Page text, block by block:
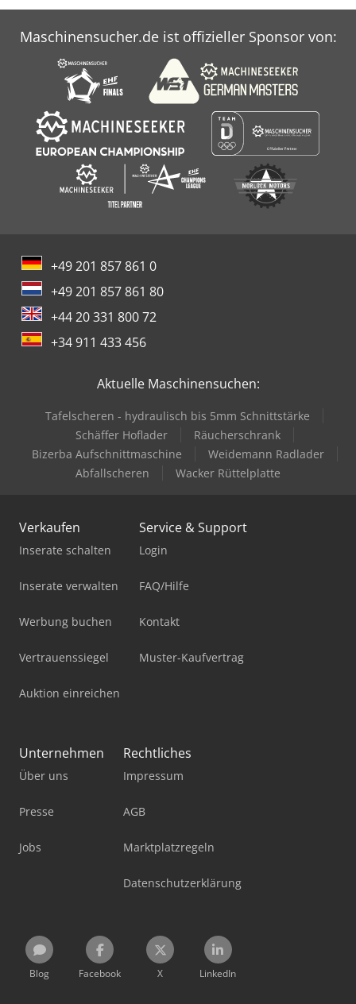
Maschinensucher.de ist offizieller Sponsor von:
+49 201 857 861 0
+49 201 857 861 80
+44 20 331 800 72
+34 911 433 456
Aktuelle Maschinensuchen:
Tafelscheren - hydraulisch bis 5mm Schnittstärke
Schäffer Hoflader
Räucherschrank
Bizerba Aufschnittmaschine
Weidemann Radlader
Abfallscheren
Wacker Rüttelplatte
Verkaufen
Inserate schalten
Inserate verwalten
Werbung buchen
Vertrauenssiegel
Auktion einreichen
Service & Support
Login
FAQ/Hilfe
Kontakt
Muster-Kaufvertrag
Unternehmen
Über uns
Presse
Jobs
Rechtliches
Impressum
AGB
Marktplatzregeln
Datenschutzerklärung
Blog Facebook X LinkedIn